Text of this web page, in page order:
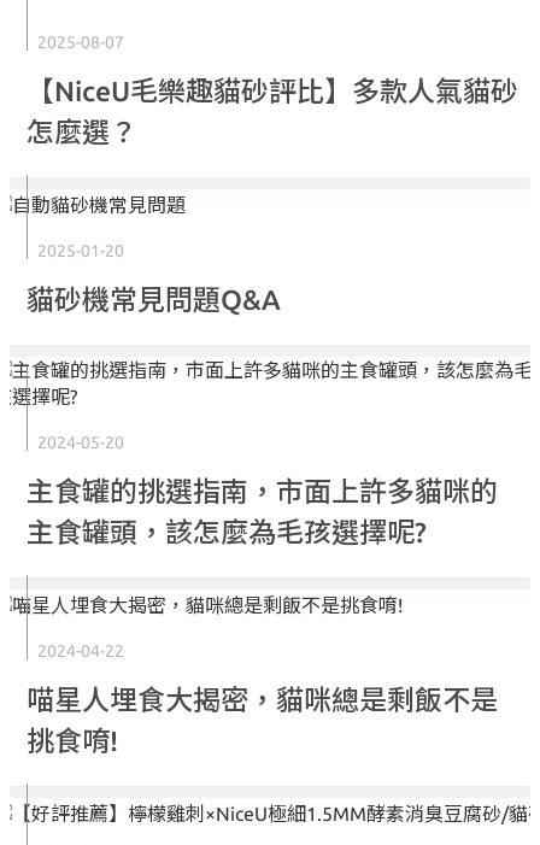
2025-08-07
【NiceU毛樂趣貓砂評比】多款人氣貓砂
怎麼選？
2025-01-20
貓砂機常見問題Q&A
2024-05-20
主食罐的挑選指南，市面上許多貓咪的
主食罐頭，該怎麼為毛孩選擇呢?
2024-04-22
喵星人埋食大揭密，貓咪總是剩飯不是
挑食唷!